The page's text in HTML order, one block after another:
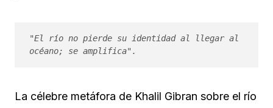
"El río no pierde su identidad al llegar al
océano; se amplifica".
La célebre metáfora de Khalil Gibran sobre el río